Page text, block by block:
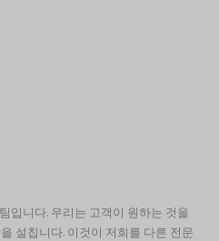
입니다. 우리는 고객이 원하는 것을
설칩니다. 이것이 저희를 다른 전문
Français de Belgique